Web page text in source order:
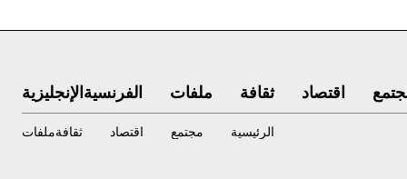
اقتصاد ثقافة ملفات الفرنسيةالإنجليزية
الرئيسية مجتمع اقتصاد ثقافةملفات